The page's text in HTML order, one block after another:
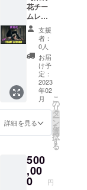
日、個
別でご
連絡差
し上げ
ますの
で受信
拒否設
定がさ
れてい
ない
メール
アドレ
スをご
記入く
ださ
決める
ため詳
細は後
日、個
別でご
連絡差
し上げ
ますの
で受信
拒否設
定がさ
れてい
ない
メール
アドレ
記入く
ださ
い。
小筆で
お書き
いたし
ます。
感謝の
左下に
は贈る
方のお
名前を
お書き
いたし
ます！
2,3枚目
のお写
真のよ
き方に
なりま
す。 ※
裏に中
にロゴ
入り１
種、紙
印刷の
シー
ル） ●
アート
クリア
ファイ
ル(A4サ
イズ)カ
ラフル
デザイ
ン ●
ノート
(A5サイ
ズ、罫
線タイ
個別で
ご連絡
差し上
げます
ので受
信拒否
設定が
されて
いない
メール
アドレ
記入く
ださ
ビュー
会開催
のURL
致しま
す！ ※
公演動
画のエ
ンディ
ングに
スポン
サー様
として
お名前
もしく
は会社
名を掲
す！ ※
本公演
収録動
スン可
(体育館
は全
面、又
はチー
ムの人
数が練
習でき
る広さ
が確保
出来る
場合
は、体
す) ※体
育館の
確保を
お願い
花チー
ムレッ
スン】
出張
レッス
ン90分
(日本全
国可能)
5人〜20
スン内
容 柔軟
方法/柔
軟フロ
アワー
トー
ション
トレー
ニング
支援
者：
0人
お届
け予
定：
2023
年02
月
詳細を見る
こ
の
リ
タ
ー
ン
を
選
択
す
る
500
,00
0 円